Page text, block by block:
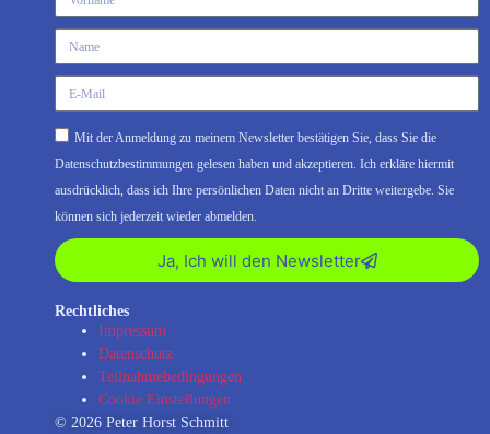
Mit der Anmeldung zu meinem Newsletter bestätigen Sie, dass Sie die
Datenschutzbestimmungen gelesen haben und akzeptieren. Ich erkläre hiermit
ausdrücklich, dass ich Ihre persönlichen Daten nicht an Dritte weitergebe. Sie
können sich jederzeit wieder abmelden.
Ja, Ich will den Newsletter
Rechtliches
Impressum
Datenschutz
Teilnahmebedingungen
Cookie Einstellungen
© 2026 Peter Horst Schmitt